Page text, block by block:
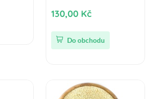
130,00 Kč
Do obchodu